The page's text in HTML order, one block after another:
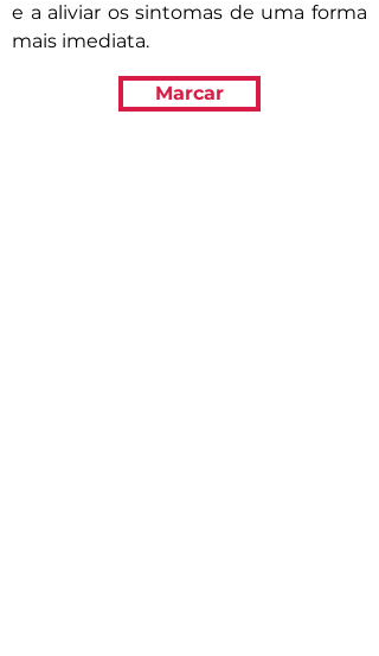
e a aliviar os sintomas de uma forma
mais imediata.
Marcar